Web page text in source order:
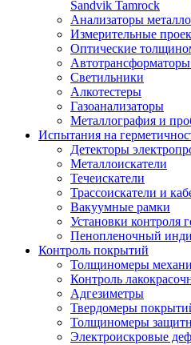
Sandvik Tamrock
Анализаторы
Измерительные
Оптические
Светильники
Алкотестеры
Газоанализаторы
Металлография и
Испытания на
Детекторы
Металлоискатели
Течеискатели
Трассоискатели и
Вакуумные рамки
Установки контроля
Пенопленочный
Контроль покрытий
Толщиномеры
Контроль
Адгезиметры
Твердомеры
Толщиномеры
Электроискровые